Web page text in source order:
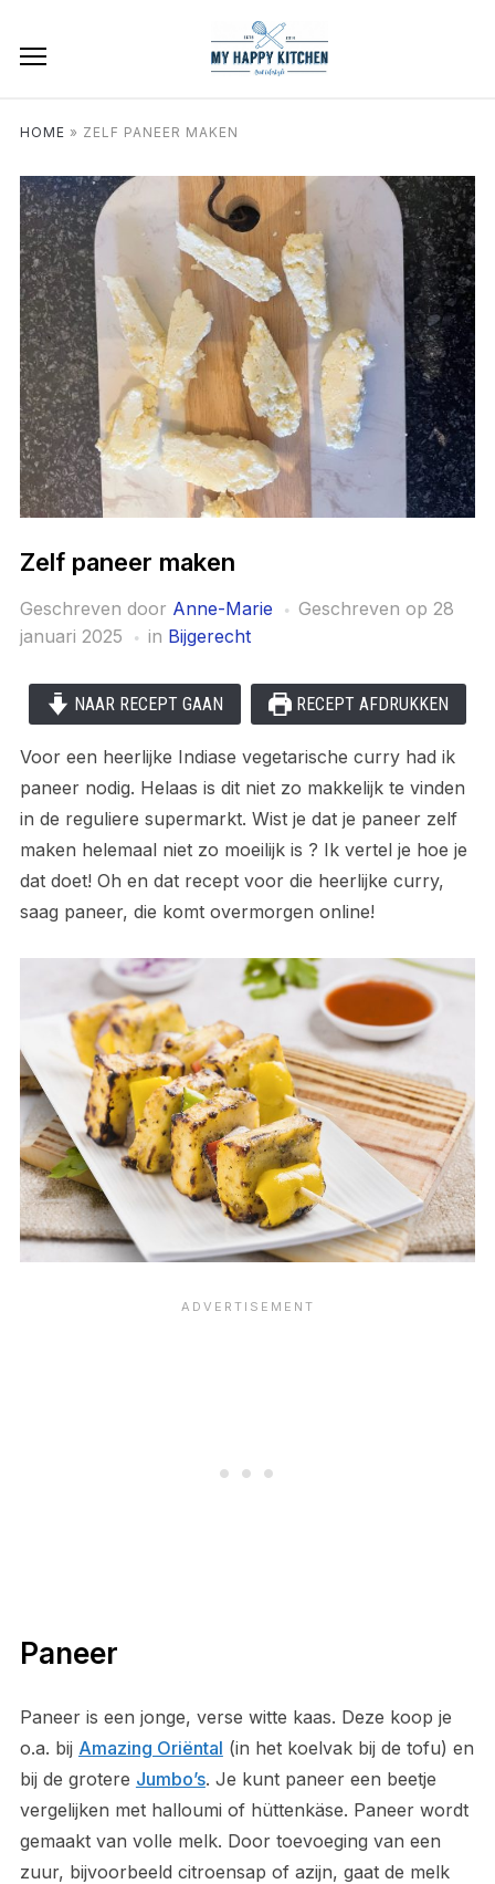
HOME » ZELF PANEER MAKEN
Zelf paneer maken
Geschreven door Anne-Marie Geschreven op 28
januari 2025
in Bijgerecht
NAAR RECEPT GAAN RECEPT AFDRUKKEN
Voor een heerlijke Indiase vegetarische curry had ik
paneer nodig. Helaas is dit niet zo makkelijk te vinden
in de reguliere supermarkt. Wist je dat je paneer zelf
maken helemaal niet zo moeilijk is ? Ik vertel je hoe je
dat doet! Oh en dat recept voor die heerlijke curry,
saag paneer, die komt overmorgen online!
Paneer
Paneer is een jonge, verse witte kaas. Deze koop je
o.a. bij Amazing Oriëntal (in het koelvak bij de tofu) en
bij de grotere Jumbo’s. Je kunt paneer een beetje
vergelijken met halloumi of hüttenkäse. Paneer wordt
gemaakt van volle melk. Door toevoeging van een
zuur, bijvoorbeeld citroensap of azijn, gaat de melk